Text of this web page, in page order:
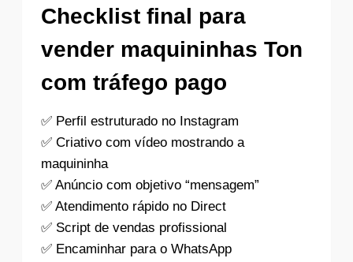
Checklist final para
vender maquininhas Ton
com tráfego pago
✅ Perfil estruturado no Instagram
✅ Criativo com vídeo mostrando a
maquininha
✅ Anúncio com objetivo “mensagem”
✅ Atendimento rápido no Direct
✅ Script de vendas profissional
✅ Encaminhar para o WhatsApp